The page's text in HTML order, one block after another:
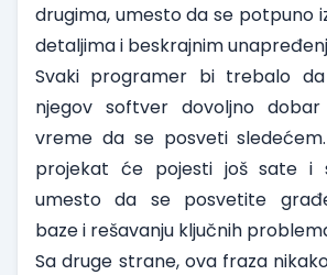
drugima, umesto da se potpuno
detaljima i beskrajnim
Svaki programer bi trebalo
njegov softver dovoljno
vreme da se posveti
projekat će pojesti još sate i
umesto da se posvetite
baze i rešavanju ključnih
Sa druge strane, ova fraza